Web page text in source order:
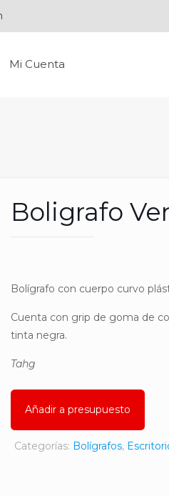
Mi Cuenta
Boligrafo
Bolígrafo con cuerpo curvo
Cuenta con grip de goma de
tinta negra.
Tahg
Añadir a presupuesto
Categorías: Bolígrafos,